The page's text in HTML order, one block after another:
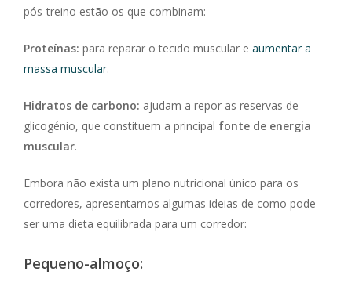
pós-treino estão os que combinam:
Proteínas: para reparar o tecido muscular e aumentar a
massa muscular.
Hidratos de carbono: ajudam a repor as reservas de
glicogénio, que constituem a principal fonte de energia
muscular.
Embora não exista um plano nutricional único para os
corredores, apresentamos algumas ideias de como pode
ser uma dieta equilibrada para um corredor:
Pequeno-almoço: